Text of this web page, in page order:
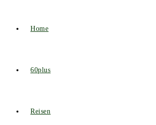
Home
60plus
Reisen